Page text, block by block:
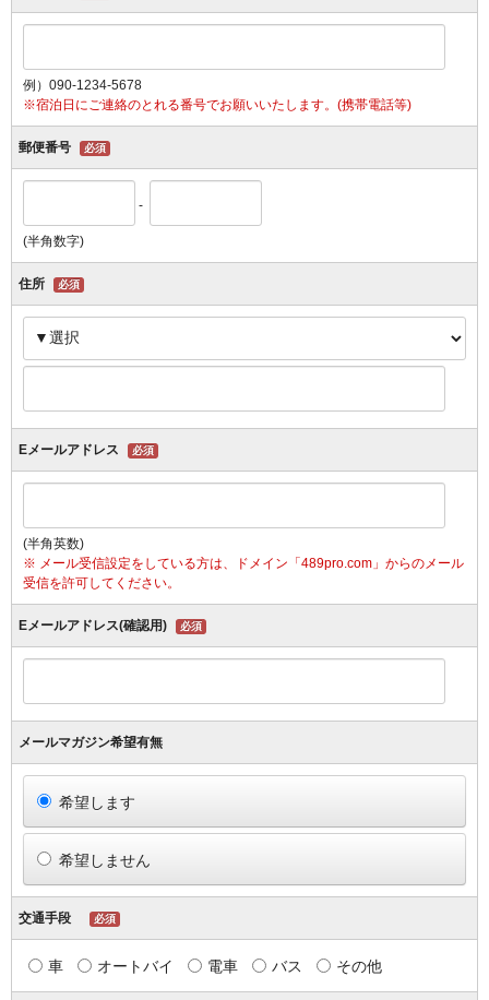
例）090-1234-5678
※宿泊日にご連絡のとれる番号でお願いいたします。(携帯電話等)
郵便番号 必須
-
(半角数字)
住所 必須
Eメールアドレス 必須
(半角英数)
※ メール受信設定をしている方は、ドメイン「489pro.com」からのメール
受信を許可してください。
Eメールアドレス(確認用) 必須
メールマガジン希望有無
希望します
希望しません
交通手段 必須
車 オートバイ 電車 バス その他